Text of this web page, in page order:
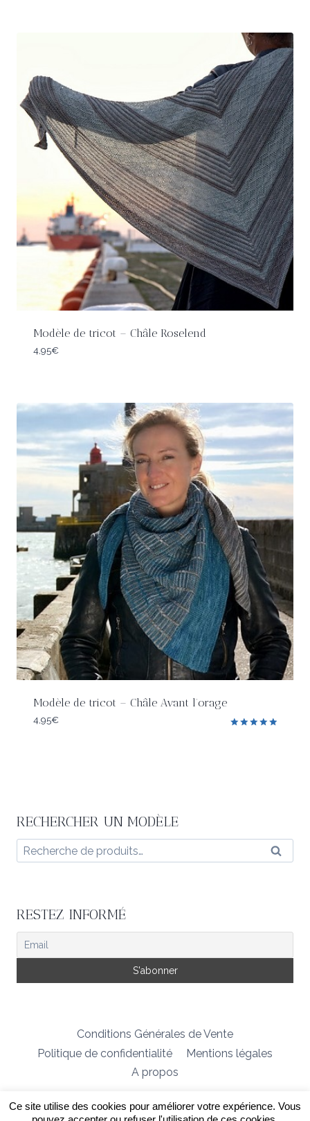
Modèle de tricot – Châle Roselend
4,95€
Modèle de tricot – Châle Avant l’orage
4,95€
RECHERCHER UN MODÈLE
Recherche
pour :
RESTEZ INFORMÉ
Conditions Générales de Vente
Politique de confidentialité
Mentions légales
A propos
Ce site utilise des cookies pour améliorer votre expérience. Vous